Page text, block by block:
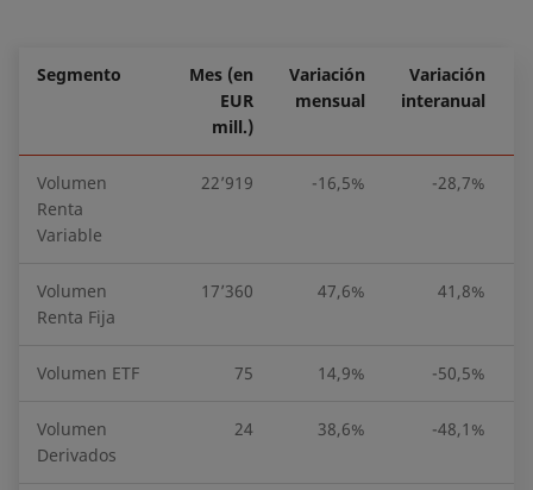
Segmento
Mes (en
EUR
mill.)
Variación
mensual
Variación
interanual
Volumen
Renta
Variable
22’919 -16,5% -28,7%
Volumen
Renta Fija
17’360 47,6% 41,8%
Volumen ETF 75 14,9% -50,5%
Volumen
Derivados
24 38,6% -48,1%